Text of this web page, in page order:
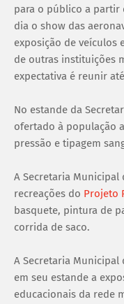
para o público a partir
dia o show das
exposição de veículos
de outras instituições
expectativa é reunir
No estande da
ofertado à população
pressão e tipagem
A Secretaria Municipal
recreações do Projeto
basquete, pintura de
corrida de saco.
A Secretaria Municipal
em seu estande a
educacionais da rede